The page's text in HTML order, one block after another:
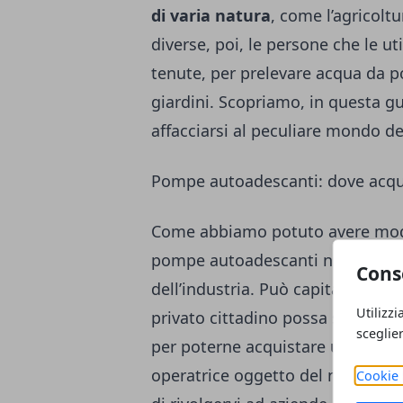
Cookie
di varia natura, come
diverse, poi, le persone che le
tenute, per prelevare acqua da
giardini. Scopriamo, in questa
affacciarsi al peculiare mondo
Pompe autoadescanti: dove
Come abbiamo potuto avere
pompe autoadescanti non sono
dell’industria. Può capitare,
privato cittadino possa sentirne
per poterne acquistare una di
operatrice oggetto del nostro